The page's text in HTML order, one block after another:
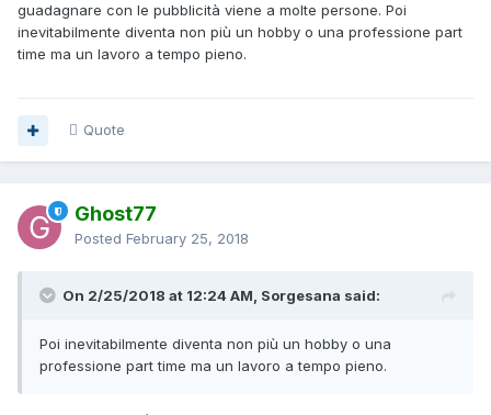
guadagnare con le pubblicità viene a molte persone. Poi
inevitabilmente diventa non più un hobby o una professione part
time ma un lavoro a tempo pieno.
Quote
Ghost77
Posted February 25, 2018
On 2/25/2018 at 12:24 AM, Sorgesana said:
Poi inevitabilmente diventa non più un hobby o una
professione part time ma un lavoro a tempo pieno.